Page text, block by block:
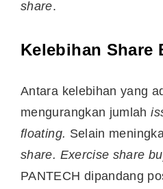
share.
Kelebihan Share
Antara kelebihan yang
mengurangkan jumlah
floating. Selain
share. Exercise share
PANTECH dipandang